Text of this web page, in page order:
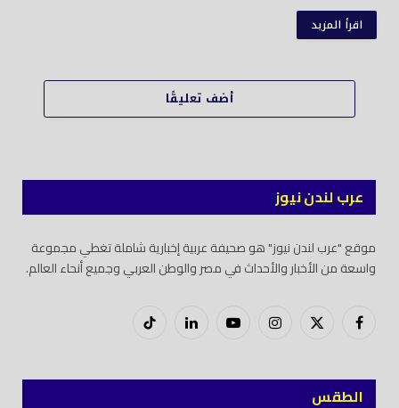
اقرأ المزيد
أضف تعليقًا
عرب لندن نيوز
موقع "عرب لندن نيوز" هو صحيفة عربية إخبارية شاملة تغطي مجموعة
واسعة من الأخبار والأحداث في مصر والوطن العربي وجميع أنحاء العالم.
فيسبوكX
إنستغراميوتيوب لينكدود
تيك
الطقس